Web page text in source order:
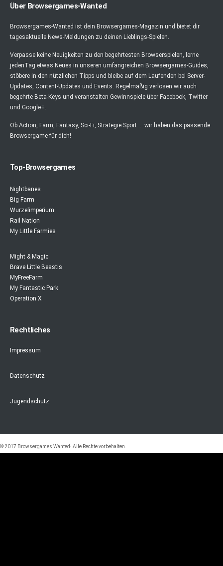
Über Browsergames-Wanted
Browsergames-Wanted ist dein Browsergames-Magazin und bietet dir
tagesaktuelle News-Meldungen zu deinen Lieblings-Spielen.
Verpasse keine Neuigkeiten zu den begehrtesten Browserspielen, lerne
jedenTag etwas Neues in unseren umfangreichen Browsergames-Guides,
stöbere in den nützlichen Tipps und bleibe auf dem Laufenden bei Server-
Updates, Content-Updates und Events. Regelmäßig verlosen wir auch
begehrte Beta-Keys und veranstalten Gewinnspiele über Facebook, Twitter
und Google+.
Ob Action, Farm, Fantasy, Sci-Fi, Strategie Sport ... wir haben das passende
Browsergame für dich!
Top-Browsergames
Nightbanes
Big Farm
Wurzelimperium
Rail Nation
My Little Farmies
Might & Magic
Brave Little Beastis
MyFreeFarm
My Fantastic Park
Operation X
Rechtliches
Impressum
Datenschutz
Jugendschutz
© 2017 Browsergames Wanted· Alle Rechte vorbehalten.